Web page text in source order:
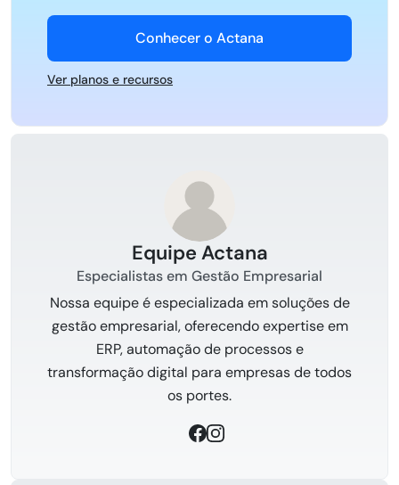
Conhecer o Actana
Ver planos e recursos
Equipe Actana
Especialistas em Gestão Empresarial
Nossa equipe é especializada em soluções de
gestão empresarial, oferecendo expertise em
ERP, automação de processos e
transformação digital para empresas de todos
os portes.